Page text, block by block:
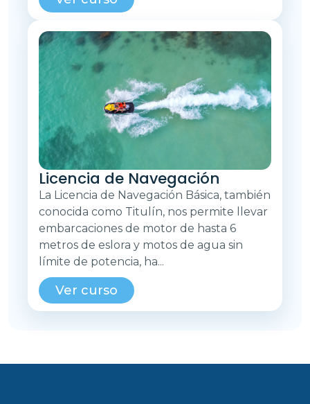
Licencia de Navegación
La Licencia de Navegación Básica, también
conocida como Titulín, nos permite llevar
embarcaciones de motor de hasta 6
metros de eslora y motos de agua sin
límite de potencia, ha...
Ver curso